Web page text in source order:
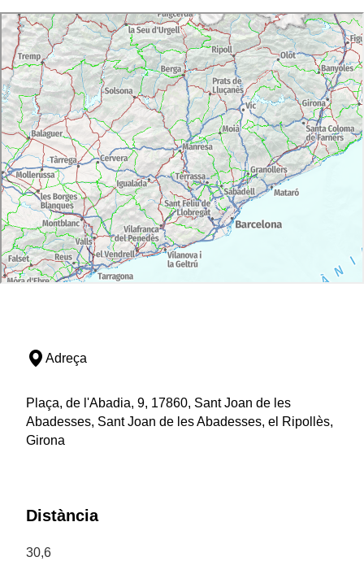
Adreça
Plaça, de l'Abadia, 9, 17860, Sant Joan de les
Abadesses, Sant Joan de les Abadesses, el Ripollès,
Girona
Distància
30,6